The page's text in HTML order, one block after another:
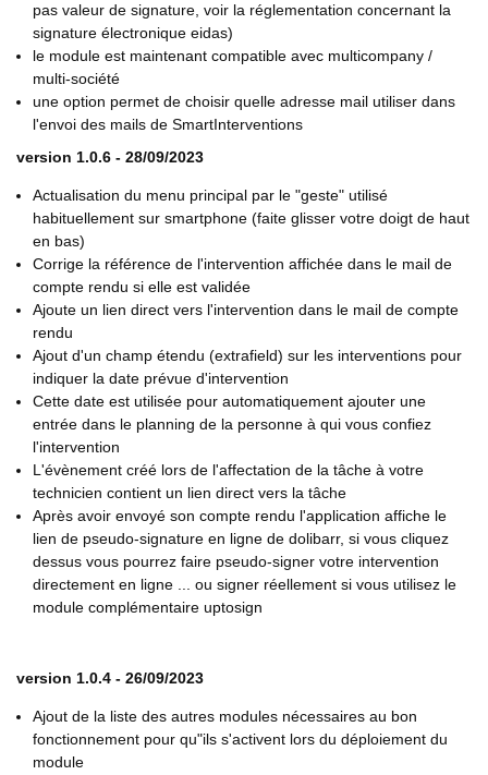
pas valeur de signature, voir la réglementation concernant la
signature électronique eidas)
le module est maintenant compatible avec multicompany /
multi-société
une option permet de choisir quelle adresse mail utiliser dans
l'envoi des mails de SmartInterventions
version 1.0.6 - 28/09/2023
Actualisation du menu principal par le "geste" utilisé
habituellement sur smartphone (faite glisser votre doigt de haut
en bas)
Corrige la référence de l'intervention affichée dans le mail de
compte rendu si elle est validée
Ajoute un lien direct vers l'intervention dans le mail de compte
rendu
Ajout d'un champ étendu (extrafield) sur les interventions pour
indiquer la date prévue d'intervention
Cette date est utilisée pour automatiquement ajouter une
entrée dans le planning de la personne à qui vous confiez
l'intervention
L'évènement créé lors de l'affectation de la tâche à votre
technicien contient un lien direct vers la tâche
Après avoir envoyé son compte rendu l'application affiche le
lien de pseudo-signature en ligne de dolibarr, si vous cliquez
dessus vous pourrez faire pseudo-signer votre intervention
directement en ligne ... ou signer réellement si vous utilisez le
module complémentaire uptosign
version 1.0.4 - 26/09/2023
Ajout de la liste des autres modules nécessaires au bon
fonctionnement pour qu"ils s'activent lors du déploiement du
module